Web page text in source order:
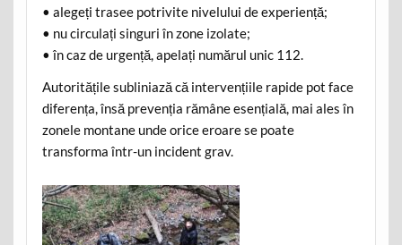
• alegeți trasee potrivite nivelului de experiență;
• nu circulați singuri în zone izolate;
• în caz de urgență, apelați numărul unic 112.
Autoritățile subliniază că intervențiile rapide pot face
diferența, însă prevenția rămâne esențială, mai ales în
zonele montane unde orice eroare se poate
transforma într-un incident grav.